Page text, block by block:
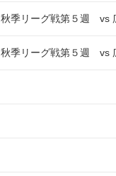
秋季リーグ戦第５週 vs
秋季リーグ戦第５週 vs